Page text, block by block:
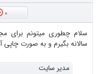
0
سلام چطوری میتونم برای
سالانه بگیرم و به صورت چاپی
مدیر سایت